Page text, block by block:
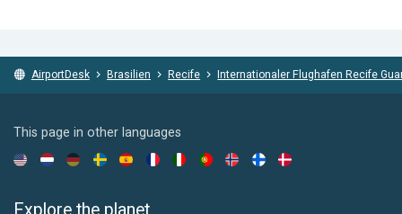
AirportDesk Brasilien Recife Internationaler Flughafen Recife
This page in other languages